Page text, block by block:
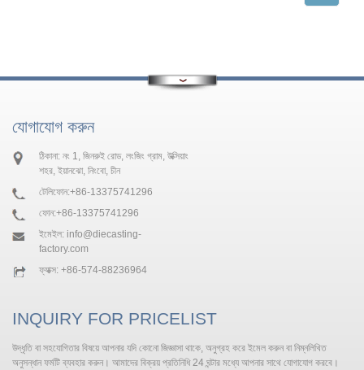
যোগাযোগ করুন
ঠিকানা: নং 1, জিনরুই রোড, লংজিং গ্রাম, উক্সিয়াং
শহর, ইয়ানঝো, নিংবো, চীন
টেলিফোন:+86-13375741296
ফোন:+86-13375741296
ইমেইল: info@diecasting-
factory.com
ফ্যাক্স: +86-574-88236964
INQUIRY FOR PRICELIST
উদ্ধৃতি বা সহযোগিতার বিষয়ে আপনার যদি কোনো জিজ্ঞাসা থাকে, অনুগ্রহ করে ইমেল করুন বা নিম্নলিখিত
অনুসন্ধান ফর্মটি ব্যবহার করুন। আমাদের বিক্রয় প্রতিনিধি 24 ঘন্টার মধ্যে আপনার সাথে যোগাযোগ করবে।